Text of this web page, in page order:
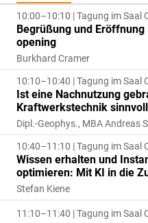
10:00–10:10 | Tagung im Saal
Begrüßung und Eröffnung
opening
Burkhard Cramer
10:10–10:40 | Tagung im Saal
Ist eine Nachnutzung
Kraftwerkstechnik
Dipl.-Geophys., MBA Andreas
10:40–11:10 | Tagung im Saal
Wissen erhalten und
optimieren: Mit KI in die
Stefan Kiene
11:10–11:40 | Tagung im Saal